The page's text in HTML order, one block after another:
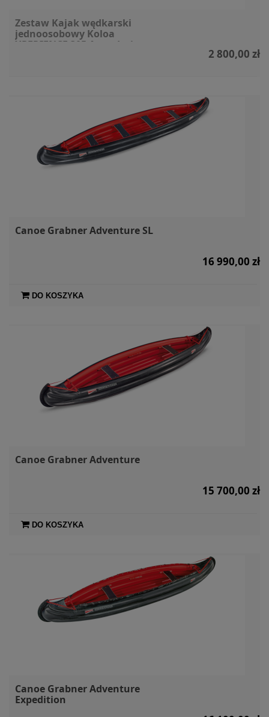
Zestaw Kajak wędkarski
jednoosobowy Koloa
XPERIENCE 305 Aquadesign
2 800,00 zł
Canoe Grabner Adventure SL
16 990,00 zł
DO KOSZYKA
Canoe Grabner Adventure
15 700,00 zł
DO KOSZYKA
Canoe Grabner Adventure
Expedition